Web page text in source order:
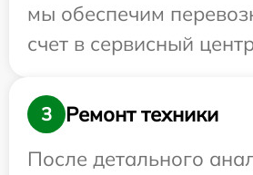
мы обеспечим
счет в сервисный
3
Ремонт техники
После детального